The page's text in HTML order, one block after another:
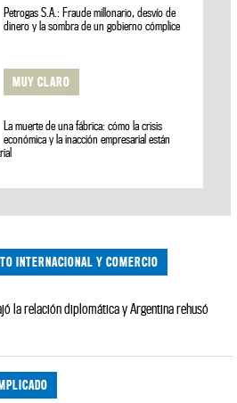
Petrogas S.A.: Fraude millonario, desvío de
dinero y la sombra de un gobierno cómplice
MUY CLARO
La muerte de una fábrica: cómo la crisis
económica y la inacción empresarial están
INTERNACIONAL Y COMERCIO
la relación diplomática y Argentina rehusó